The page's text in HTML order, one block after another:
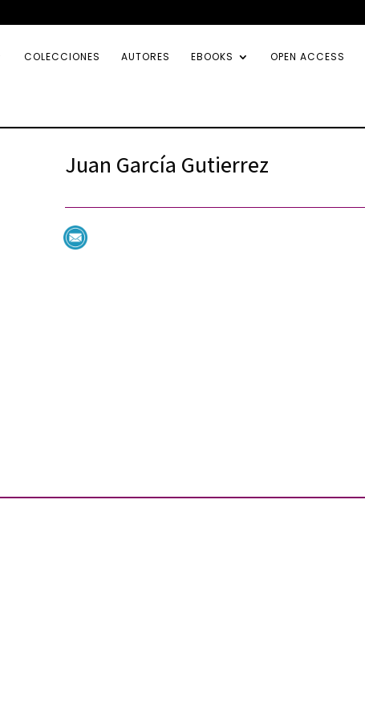
COLECCIONES AUTORES EBOOKS OPEN ACCESS
Juan García Gutierrez